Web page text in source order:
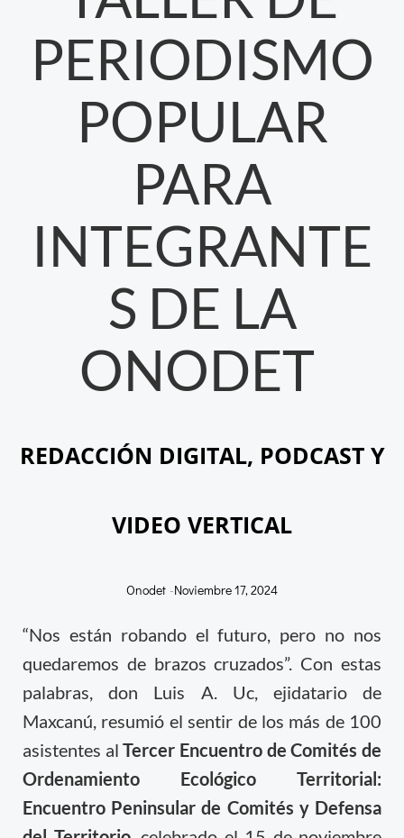
PERIODISMO
POPULAR
PARA
INTEGRANTE
S DE LA
ONODET
REDACCIÓN DIGITAL, PODCAST Y
VIDEO VERTICAL
Onodet -Noviembre 17, 2024
“Nos están robando el futuro, pero no nos
quedaremos de brazos cruzados”. Con estas
palabras, don Luis A. Uc, ejidatario de
Maxcanú, resumió el sentir de los más de 100
asistentes al Tercer Encuentro de Comités de
Ordenamiento Ecológico Territorial:
Encuentro Peninsular de Comités y Defensa